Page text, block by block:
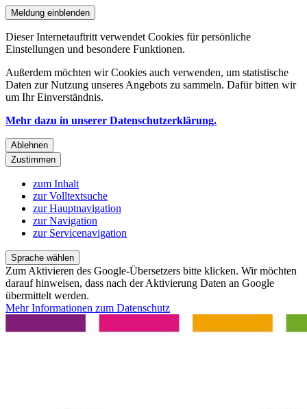
Meldung einblenden
Dieser Internetauftritt verwendet Cookies für persönliche
Einstellungen und besondere Funktionen.
Außerdem möchten wir Cookies auch verwenden, um statistische
Daten zur Nutzung unseres Angebots zu sammeln. Dafür bitten wir
um Ihr Einverständnis.
Mehr dazu in unserer Datenschutzerklärung.
Ablehnen
Zustimmen
zum Inhalt
zur Volltextsuche
zur Hauptnavigation
zur Navigation
zur Servicenavigation
Sprache wählen
Zum Aktivieren des Google-Übersetzers bitte klicken. Wir möchten
darauf hinweisen, dass nach der Aktivierung Daten an Google
übermittelt werden.
Mehr Informationen zum Datenschutz